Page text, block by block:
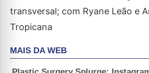
transversal; com Ryane Leão e
Tropicana